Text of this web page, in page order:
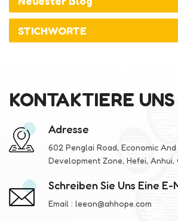
STICHWORTE
KONTAKTIERE UNS
Adresse
602 Penglai Road, Economic
Development Zone, Hefei, Anhui,
Schreiben Sie Uns Eine E-
Email : leeon@ahhope.com